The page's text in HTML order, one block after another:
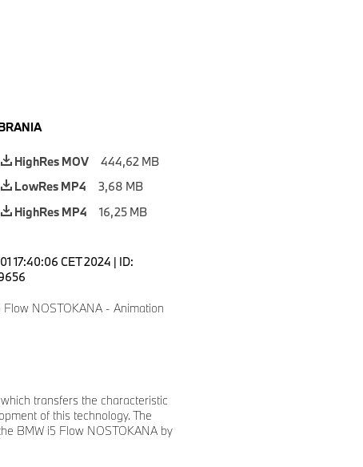
HighRes MOV
444,62 MB
LowRes MP4
3,68 MB
HighRes MP4
16,25 MB
17:40:06 CET 2024 | ID:
Flow NOSTOKANA - Animation
transfers the characteristic
of this technology. The
BMW i5 Flow NOSTOKANA by